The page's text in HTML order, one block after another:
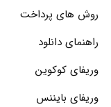
روش های پرداخت
راهنمای دانلود
وریفای کوکوین
وریفای بایننس